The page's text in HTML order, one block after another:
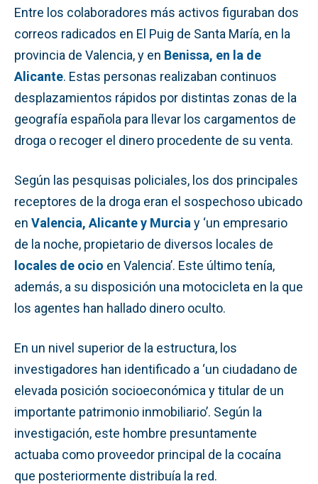
Entre los colaboradores más activos figuraban dos
correos radicados en El Puig de Santa María, en la
provincia de Valencia, y en Benissa, en la de
Alicante. Estas personas realizaban continuos
desplazamientos rápidos por distintas zonas de la
geografía española para llevar los cargamentos de
droga o recoger el dinero procedente de su venta.
Según las pesquisas policiales, los dos principales
receptores de la droga eran el sospechoso ubicado
en Valencia, Alicante y Murcia y ‘un empresario
de la noche, propietario de diversos locales de
locales de ocio en Valencia’. Este último tenía,
además, a su disposición una motocicleta en la que
los agentes han hallado dinero oculto.
En un nivel superior de la estructura, los
investigadores han identificado a ‘un ciudadano de
elevada posición socioeconómica y titular de un
importante patrimonio inmobiliario’. Según la
investigación, este hombre presuntamente
actuaba como proveedor principal de la cocaína
que posteriormente distribuía la red.